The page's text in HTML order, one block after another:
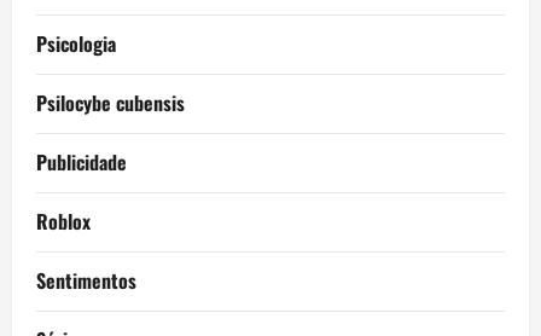
Psicologia
Psilocybe cubensis
Publicidade
Roblox
Sentimentos